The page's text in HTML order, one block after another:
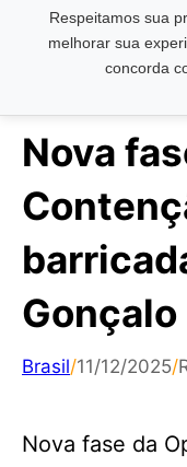
Respeitamos sua
melhorar sua
concorda
Pesquisar ...
Nova
Gonçalo
Brasil/11/12/2025/
Nova fase da